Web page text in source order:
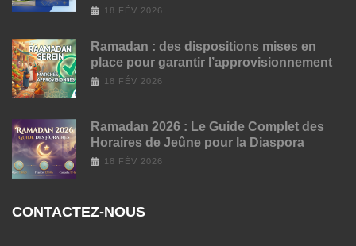
18 FÉV 2026
Ramadan : des dispositions mises en
place pour garantir l’approvisionnement
18 FÉV 2026
Ramadan 2026 : Le Guide Complet des
Horaires de Jeûne pour la Diaspora
18 FÉV 2026
CONTACTEZ-NOUS